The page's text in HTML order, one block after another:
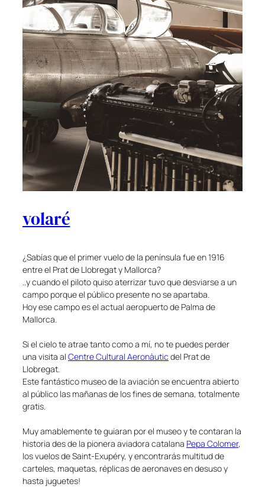
volaré
¿Sabías que el primer vuelo de la península fue en 1916
entre el Prat de Llobregat y Mallorca?
..y cuando el piloto quiso aterrizar tuvo que desviarse a un
campo porque el público presente no se apartaba.
Hoy ese campo es el actual aeropuerto de Palma de
Mallorca.
Si el cielo te atrae tanto como a mí, no te puedes perder
una visita al Centre Cultural Aeronàutic del Prat de
Llobregat.
Este fantástico museo de la aviación se encuentra abierto
al público las mañanas de los fines de semana, totalmente
gratis.
Muy amablemente te guiaran por el museo y te contaran la
historia des de la pionera aviadora catalana Pepa Colomer,
los vuelos de Saint-Exupéry, y encontrarás multitud de
carteles, maquetas, réplicas de aeronaves en desuso y
hasta juguetes!